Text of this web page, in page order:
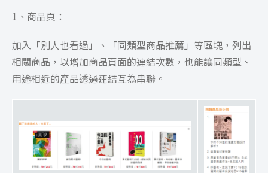
1、商品頁：
加入「別人也看過」、「同類型商品推薦」等區塊，列出
相關商品，以增加商品頁面的連結次數，也能讓同類型、
用途相近的產品透過連結互為串聯。